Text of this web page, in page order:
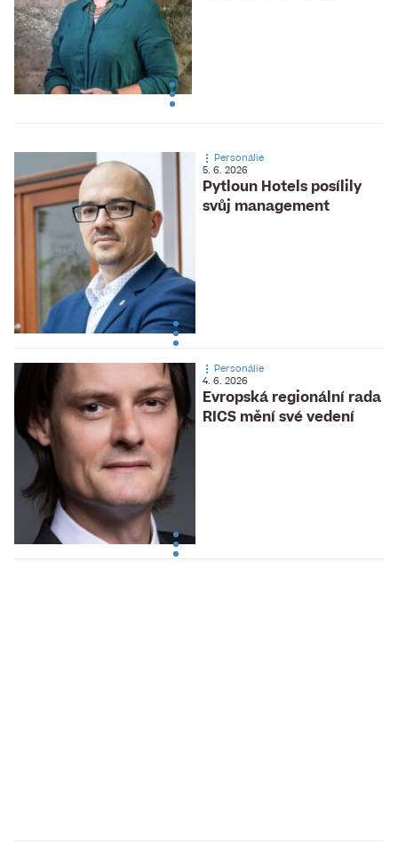
Pytloun Hotels posílily
svůj management
Personálie
5. 6. 2026
Evropská regionální rada
RICS mění své vedení
Personálie
4. 6. 2026